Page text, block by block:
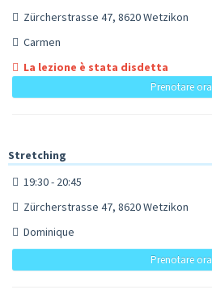
Zürcherstrasse 47, 8620 Wetzikon
Carmen
La lezione è stata disdetta
Prenotare ora
Stretching
19:30 - 20:45
Zürcherstrasse 47, 8620 Wetzikon
Dominique
Prenotare ora